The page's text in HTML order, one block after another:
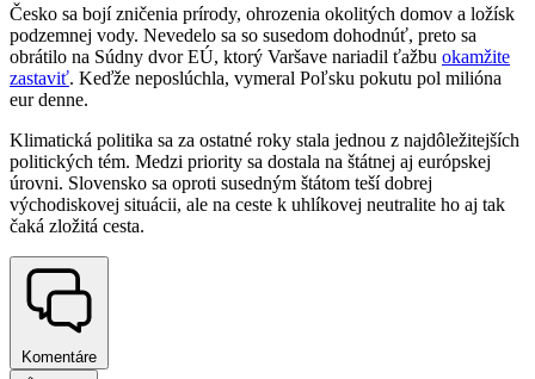
Česko sa bojí zničenia prírody, ohrozenia okolitých domov a ložísk
podzemnej vody. Nevedelo sa so susedom dohodnúť, preto sa
obrátilo na Súdny dvor EÚ, ktorý Varšave nariadil ťažbu okamžite
zastaviť. Keďže neposlúchla, vymeral Poľsku pokutu pol milióna
eur denne.
Klimatická politika sa za ostatné roky stala jednou z najdôležitejších
politických tém. Medzi priority sa dostala na štátnej aj európskej
úrovni. Slovensko sa oproti susedným štátom teší dobrej
východiskovej situácii, ale na ceste k uhlíkovej neutralite ho aj tak
čaká zložitá cesta.
Komentáre